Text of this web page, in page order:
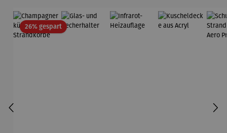
26% gespartRabatt